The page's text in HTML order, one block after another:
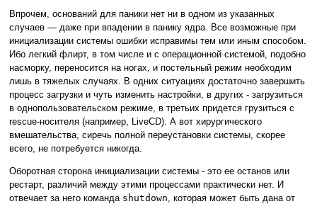
Впрочем, оснований для паники нет ни в одном из указанных
случаев — даже при впадении в панику ядра. Все возможные при
инициализации системы ошибки исправимы тем или иным способом.
Ибо легкий флирт, в том числе и с операционной системой, подобно
насморку, переносится на ногах, и постельный режим необходим
лишь в тяжелых случаях. В одних ситуациях достаточно завершить
процесс загрузки и чуть изменить настройки, в других - загрузиться
в однопользовательском режиме, в третьих придется грузиться с
rescue-носителя (например, LiveCD). А вот хирургического
вмешательства, сиречь полной переустановки системы, скорее
всего, не потребуется никогда.
Оборотная сторона инициализации системы - это ее останов или
рестарт, различий между этими процессами практически нет. И
отвечает за него команда shutdown, которая может быть дана от